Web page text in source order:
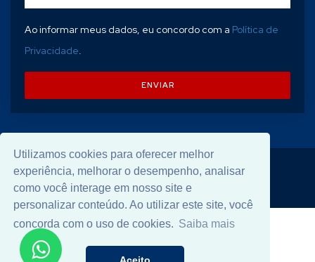
Utilizamos cookies para oferecer melhor
experiência, melhorar o desempenho, analisar
como você interage em nosso site e
personalizar conteúdo. Ao utilizar este site, você
concorda com o uso de cookies. Saiba mais
Ao informar meus dados, eu concordo com a Política de
Privacidade.
ENVIAR
© 2026 Desenvolvido porUniversal Software